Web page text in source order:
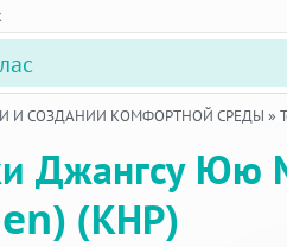
И СОЗДАНИИ КОМФОРТНОЙ СРЕДЫ »
Джангсу
(КНР)